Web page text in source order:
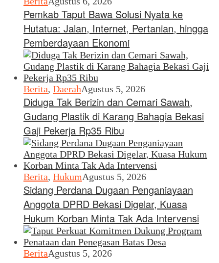
Pemkab Taput Bawa Solusi Nyata ke
Hutatua: Jalan, Internet, Pertanian, hingga
Pemberdayaan Ekonomi
Berita, DaerahAgustus 5, 2026
Diduga Tak Berizin dan Cemari Sawah,
Gudang Plastik di Karang Bahagia Bekasi
Gaji Pekerja Rp35 Ribu
Berita, HukumAgustus 5, 2026
Sidang Perdana Dugaan Penganiayaan
Anggota DPRD Bekasi Digelar, Kuasa
Hukum Korban Minta Tak Ada Intervensi
BeritaAgustus 5, 2026